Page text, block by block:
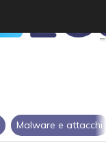
Malware e attacchi